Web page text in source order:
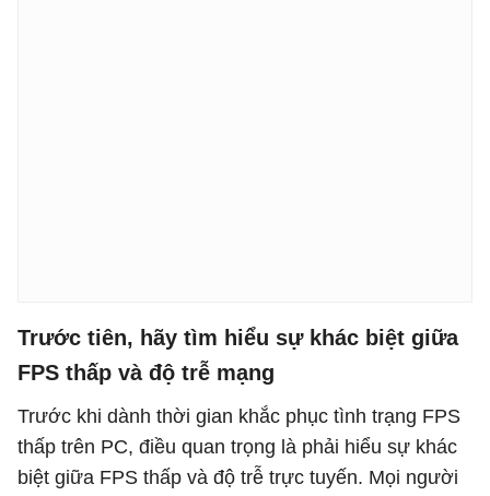
Trước tiên, hãy tìm hiểu sự khác biệt giữa
FPS thấp và độ trễ mạng
Trước khi dành thời gian khắc phục tình trạng FPS
thấp trên PC, điều quan trọng là phải hiểu sự khác
biệt giữa FPS thấp và độ trễ trực tuyến. Mọi người